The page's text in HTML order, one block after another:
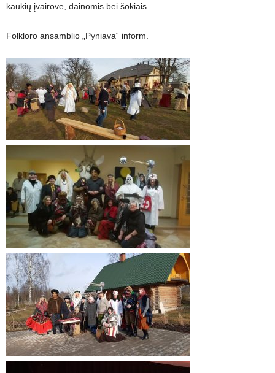
kaukių įvairove, dainomis bei šokiais.
Folkloro ansamblio „Pyniava“ inform.